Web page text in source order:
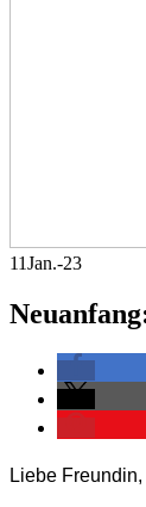
11Jan.-23
Liebe